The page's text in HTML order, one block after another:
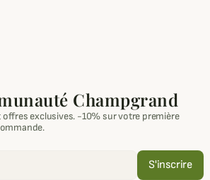
Champgrand
exclusives. -10% sur votre première
S'inscrire